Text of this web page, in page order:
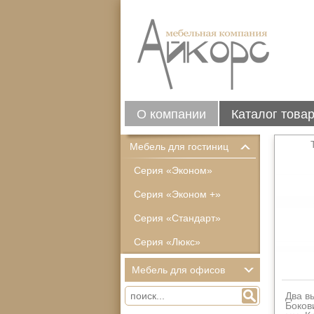
О компании Каталог
Мебель для гостиниц
Серия «Эконом»
Серия «Эконом +»
Серия «Стандарт»
Серия «Люкс»
Мебель для офисов
Два